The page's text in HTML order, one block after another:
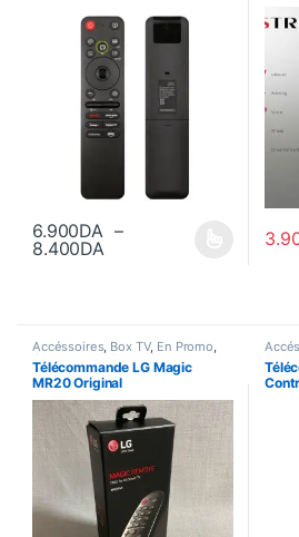
6.900DA –
8.400DA Plage de prix :
Ce produit a plusieurs variations.
Accéssoires, Box TV, En Promo,
Gadgets Les Populaires Nouvel
Arrivage,Smart Home
Télécommande LG Magic
MR20 Original